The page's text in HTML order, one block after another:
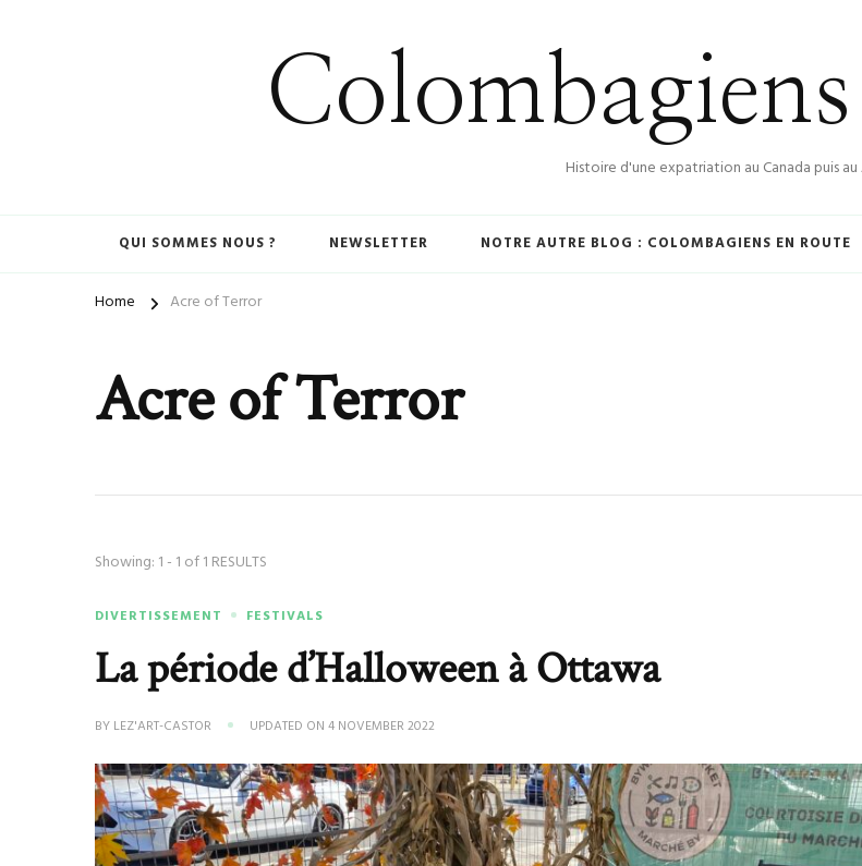
Histoire d'une expatriation au Canada puis au
QUI SOMMES NOUS ? NEWSLETTER NOTRE AUTRE BLOG : COLOMBAGIENS EN ROUTE
Home Acre of Terror
Acre of Terror
Showing: 1 - 1 of 1 RESULTS
DIVERTISSEMENT FESTIVALS
La période d’Halloween à Ottawa
BY LEZ'ART-CASTOR UPDATED ON4 NOVEMBER 2022